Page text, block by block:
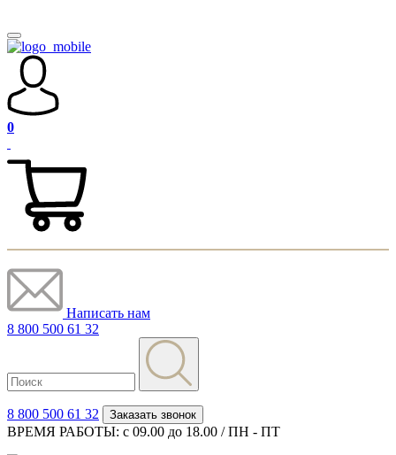
0
Написать нам
8 800 500 61 32
8 800 500 61 32 Заказать звонок
ВРЕМЯ РАБОТЫ: с 09.00 до 18.00 / ПН - ПТ